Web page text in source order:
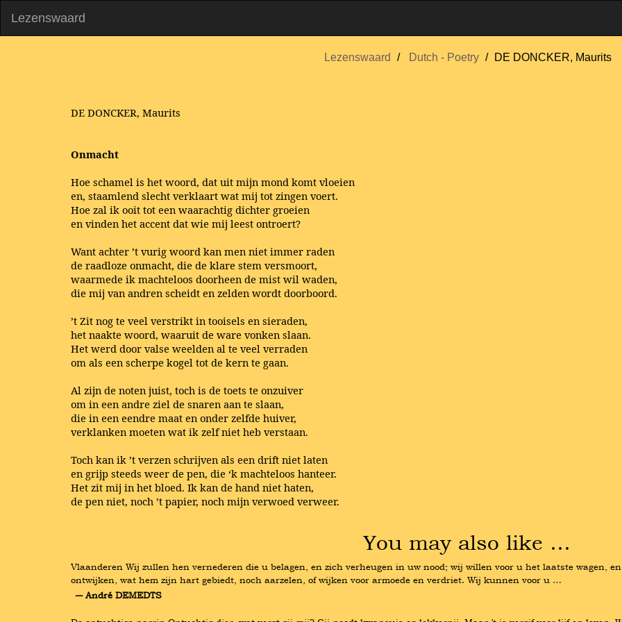
Lezenswaard
Lezenswaard Dutch - Poetry DE DONCKER, Maurits
DE DONCKER, Maurits
Onmacht
Hoe schamel is het woord, dat uit mijn mond komt vloeien
en, staamlend slecht verklaart wat mij tot zingen voert.
Hoe zal ik ooit tot een waarachtig dichter groeien
en vinden het accent dat wie mij leest ontroert?
Want achter ’t vurig woord kan men niet immer raden
de raadloze onmacht, die de klare stem versmoort,
waarmede ik machteloos doorheen de mist wil waden,
die mij van andren scheidt en zelden wordt doorboord.
’t Zit nog te veel verstrikt in tooisels en sieraden,
het naakte woord, waaruit de ware vonken slaan.
Het werd door valse weelden al te veel verraden
om als een scherpe kogel tot de kern te gaan.
Al zijn de noten juist, toch is de toets te onzuiver
om in een andre ziel de snaren aan te slaan,
die in een eendre maat en onder zelfde huiver,
verklanken moeten wat ik zelf niet heb verstaan.
Toch kan ik ’t verzen schrijven als een drift niet laten
en grijp steeds weer de pen, die ‘k machteloos hanteer.
Het zit mij in het bloed. Ik kan de hand niet haten,
de pen niet, noch ’t papier, noch mijn verwoed verweer.
You may also like …
Vlaanderen Wij zullen hen vernederen die u belagen, en zich verheugen in uw nood; wij willen voor u het laatste wagen,
ontwijken, wat hem zijn hart gebiedt, noch aarzelen, of wijken voor armoede en verdriet. Wij kunnen voor u …
― André DEMEDTS